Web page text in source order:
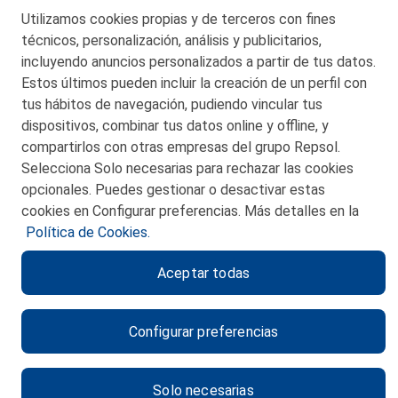
© 2026 Petronor S.A.
CONTACTO
MAPA WEB
POLITICA DE PRIVACIDAD
POLITICA DE COOKIES
CANAL DE ÉTICA
Utilizamos cookies propias y de terceros con fines
técnicos, personalización, análisis y publicitarios,
incluyendo anuncios personalizados a partir de tus datos.
Estos últimos pueden incluir la creación de un perfil con
tus hábitos de navegación, pudiendo vincular tus
dispositivos, combinar tus datos online y offline, y
compartirlos con otras empresas del grupo Repsol.
Selecciona Solo necesarias para rechazar las cookies
opcionales. Puedes gestionar o desactivar estas
cookies en Configurar preferencias. Más detalles en la
Política de Cookies.
Configurar preferencias
Solo necesarias
Aceptar todas